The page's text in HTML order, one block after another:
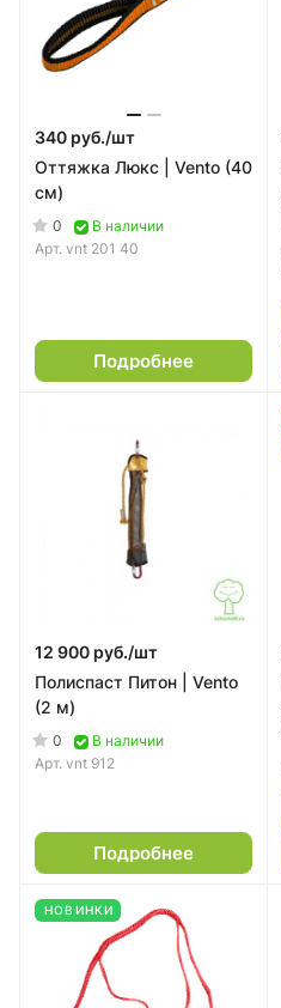
340 руб./шт
Оттяжка Люкс | Vento (40
см)
0
В наличии
Арт. vnt 201 40
Подробнее
12 900 руб./шт
Полиспаст Питон | Vento
(2 м)
0
В наличии
Арт. vnt 912
Подробнее
НОВИНКИ